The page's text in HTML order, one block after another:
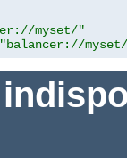
myset/"
"balancer://